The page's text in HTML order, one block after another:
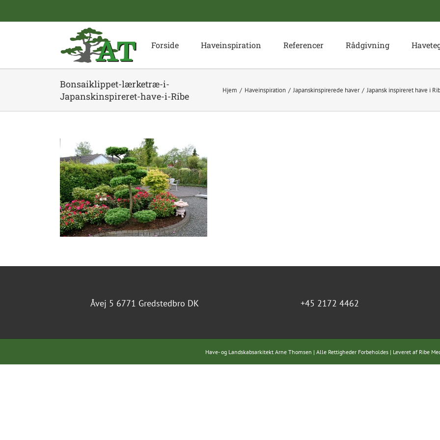
content
Forside Haveinspiration Referencer Rådgivning
Bonsaiklippet-lærketræ-i-
Japanskinspireret-have-i-Ribe
Hjem Haveinspiration Japanskinspirerede haver Japansk inspireret have i
Åvej 5 6771 Gredstedbro DK +45 2172 4462
Have- og Landskabsarkitekt Arne Thomsen | Alle Rettigheder Forbeholdes | Leveret af Ribe